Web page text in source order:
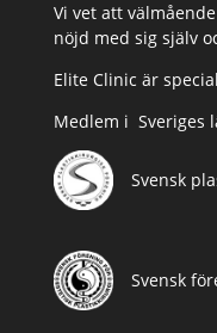
Vi vet att
nöjd med sig själv
Elite Clinic är
Medlem i Sveriges
Svensk
Svensk